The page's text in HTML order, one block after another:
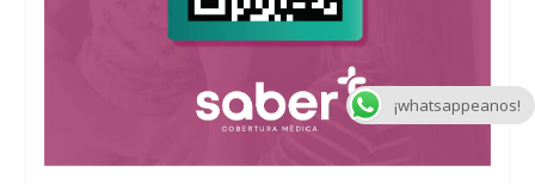
¡whatsappeanos!